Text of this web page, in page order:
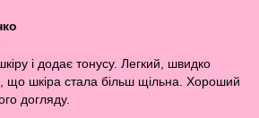
і додає тонусу. Легкий, швидко
що шкіра стала більш щільна. Хороший
догляду.